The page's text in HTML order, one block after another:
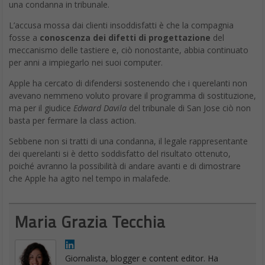
una condanna in tribunale.
L’accusa mossa dai clienti insoddisfatti è che la compagnia
fosse a conoscenza dei difetti di progettazione del
meccanismo delle tastiere e, ciò nonostante, abbia continuato
per anni a impiegarlo nei suoi computer.
Apple ha cercato di difendersi sostenendo che i querelanti non
avevano nemmeno voluto provare il programma di sostituzione,
ma per il giudice Edward Davila del tribunale di San Jose ciò non
basta per fermare la class action.
Sebbene non si tratti di una condanna, il legale rappresentante
dei querelanti si è detto soddisfatto del risultato ottenuto,
poiché avranno la possibilità di andare avanti e di dimostrare
che Apple ha agito nel tempo in malafede.
Maria Grazia Tecchia
Giornalista, blogger e content editor. Ha